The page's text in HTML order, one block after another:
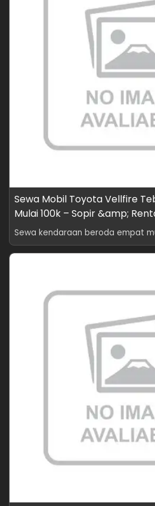
Sewa Mobil Toyota Vellfire
Mulai 100k – Sopir &amp;
Sewa kendaraan beroda empat